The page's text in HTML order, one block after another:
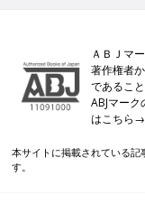
ＡＢＪマ
著作権者
であるこ
ABJマー
はこち
本サイトに掲載されている記
す。